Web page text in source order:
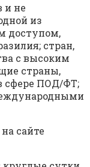
и не
из
доступом,
стран,
с высоким
страны,
сфере ПОД/ФТ;
сайте